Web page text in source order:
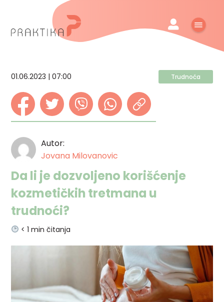
01.06.2023 | 07:00 Trudnoća
Autor:
Jovana Milovanovic
Da li je dozvoljeno korišćenje
kozmetičkih tretmana u
trudnoći?
< 1 min čitanja